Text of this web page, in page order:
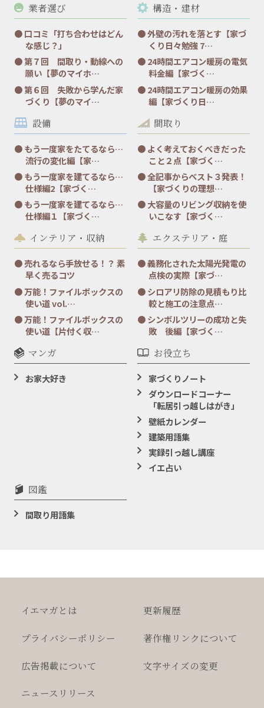
業者選び
口コミ「打ち合わせはどん
な感じ？」
第７回 間取り・動線への
願い【夢のマイホ…
第６回 失敗から学んだ家
づくり【夢のマイ…
構造・建材
外壁の汚れを落とす【家づ
くり日々勉強 7…
24時間エアコン暖房の電気
料金編【家づく…
24時間エアコン暖房の効果
編【家づくり日…
設備
もう一度家をたてるなら…
流行の変化編【家…
もう一度家を建てるなら…
仕様編2【家づく…
もう一度家を建てるなら…
仕様編１【家づく…
間取り
よく考えておくべきだった
こと２点【家づく…
全記事からベスト３発表！
【家づくりの理想…
大容量のリビング収納を使
いこなす【家づく…
インテリア・収納
売れるなら手放せる！？ 素
早く売るコツ
万能！ファイルボックスの
使い道 vol.…
万能！ファイルボックスの
使い道【片付く収…
エクステリア・庭
義務化された太陽光発電の
点検の実際【家づ…
シロアリ防除の見積もり比
較と施工の注意点…
シンボルツリーの成功と失
敗 後編【家づく…
マンガ
お家大好き
お役立ち
家づくりノート
ダウンロードコーナー
「転居引っ越しはがき」
壁紙カレンダー
建築用語集
実録引っ越し講座
イエ占い
図鑑
間取り用語集
イエマガとは 更新履歴
プライバシーポリシー 著作権 リンクについて
広告掲載について 文字サイズの変更
ニュースリリース